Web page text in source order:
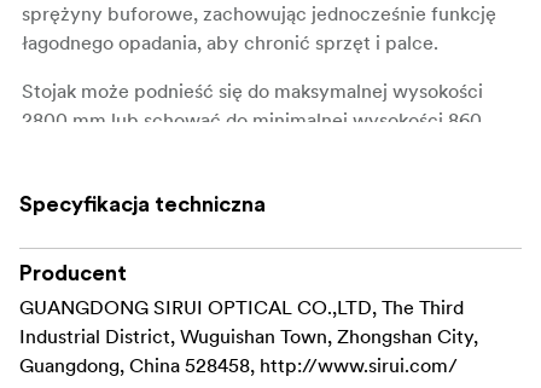
sprężyny buforowe, zachowując jednocześnie funkcję
łagodnego opadania, aby chronić sprzęt i palce.
Stojak może podnieść się do maksymalnej wysokości
2800 mm lub schować do minimalnej wysokości 860
tradycyjny system twist lock.
Kompatybilny z lampami LED, reflektorami o dużej mocy
i lampami wideo. Posiada króciec 16 mm i śrubę 1/4" na
górze.
Specyfikacja techniczna
Producent
GUANGDONG SIRUI OPTICAL CO.,LTD, The Third
Industrial District, Wuguishan Town, Zhongshan City,
Guangdong, China 528458, http://www.sirui.com/